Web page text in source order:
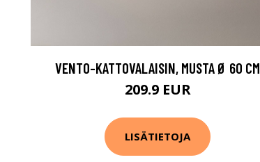
VENTO-KATTOVALAISIN, MUSTA Ø 60 CM
209.9 EUR
LISÄTIETOJA